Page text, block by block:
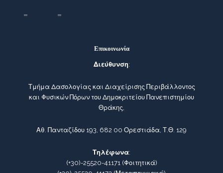
Επικοινωνία
Διεύθυνση:
Τμήμα Δασολογίας και Διαχείρισης Περιβάλλοντος
και Φυσικών Πόρων του Δημοκριτείου Πανεπιστημίου
Θράκης,
Αθ. Πανταζίδου 193, 682 00 Ορεστιάδα, Τ.Θ. 129
Τηλέφωνα:
(+30)-25520-41171(Φοιτητικά)